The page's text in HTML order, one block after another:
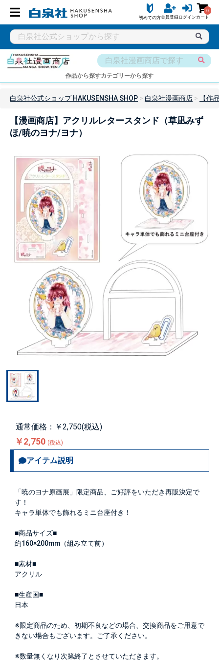
初めての方会員登録ログイン
0
カート
作品から探すカテゴリーから探す
白泉社公式ショップ HAKUSENSHA SHOP 白泉社漫画商店 【作
【漫画商店】アクリルレタースタンド（草凪みず
ほ/暁のヨナ/ヨナ）
通常価格：￥2,750(税込)
￥2,750 (税込)
アイテム説明
「暁のヨナ原画展」限定商品、ご好評をいただき再販決定で
す！
キャラ単体でも飾れるミニ台座付き！
■商品サイズ■
約160×200mm（組み立て前）
■素材■
アクリル
■生産国■
日本
※限定商品のため、初期不良などの場合、交換商品をご用意で
きない場合もございます。ご了承ください。
※数量無くなり次第終了とさせていただきます。